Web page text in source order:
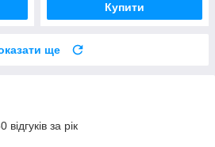
Купити
ще
за рік